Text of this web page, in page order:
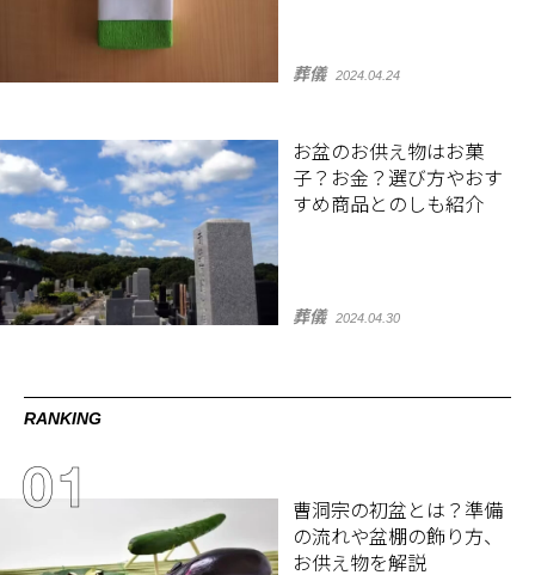
葬儀 2024.04.24
お盆のお供え物はお菓
子？お金？選び方やおす
すめ商品とのしも紹介
葬儀 2024.04.30
RANKING
曹洞宗の初盆とは？準備
の流れや盆棚の飾り方、
お供え物を解説